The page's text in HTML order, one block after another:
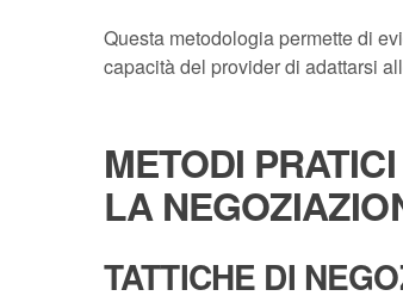
Questa metodologia permette di
capacità del provider di adattarsi
METODI
LA
TATTICHE DI